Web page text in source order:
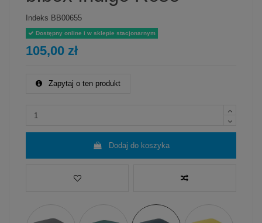
Indeks BB00655
Dostępny online i w sklepie stacjonarnym
105,00 zł
Zapytaj o ten produkt
Dodaj do koszyka